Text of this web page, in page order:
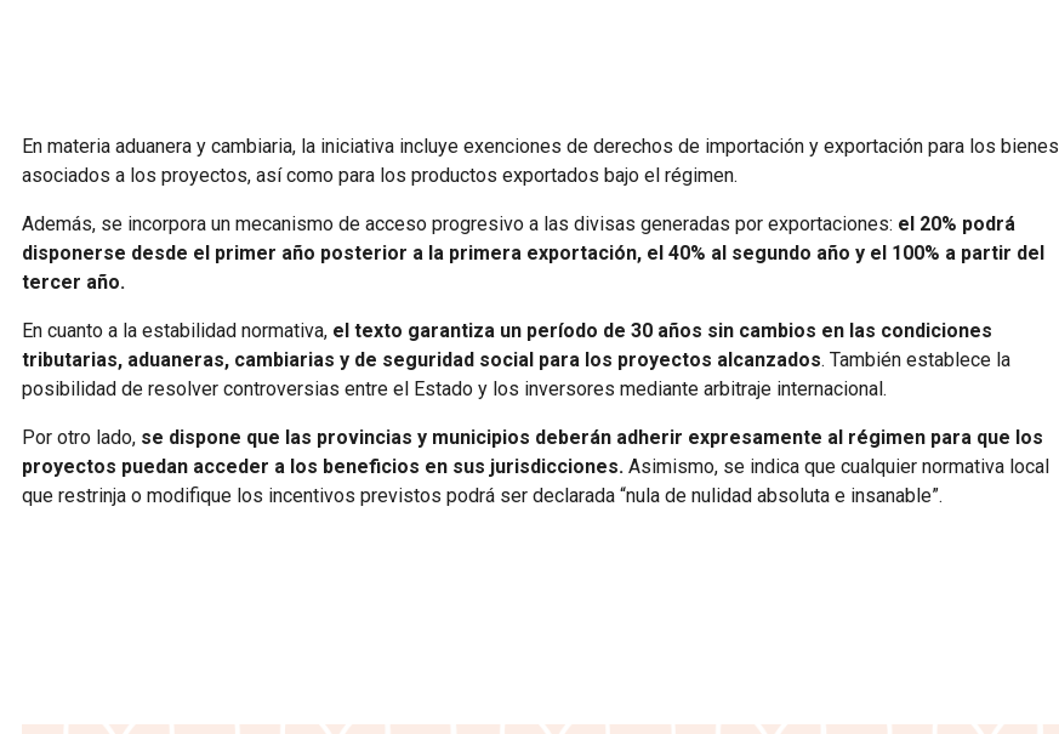
En materia aduanera y cambiaria, la iniciativa incluye exenciones de derechos de importación y exportación para los bienes
asociados a los proyectos, así como para los productos exportados bajo el régimen.
Además, se incorpora un mecanismo de acceso progresivo a las divisas generadas por exportaciones: el 20% podrá
disponerse desde el primer año posterior a la primera exportación, el 40% al segundo año y el 100% a partir del
tercer año.
En cuanto a la estabilidad normativa, el texto garantiza un período de 30 años sin cambios en las condiciones
tributarias, aduaneras, cambiarias y de seguridad social para los proyectos alcanzados. También establece la
posibilidad de resolver controversias entre el Estado y los inversores mediante arbitraje internacional.
Por otro lado, se dispone que las provincias y municipios deberán adherir expresamente al régimen para que los
proyectos puedan acceder a los beneficios en sus jurisdicciones. Asimismo, se indica que cualquier normativa local
que restrinja o modifique los incentivos previstos podrá ser declarada “nula de nulidad absoluta e insanable”.